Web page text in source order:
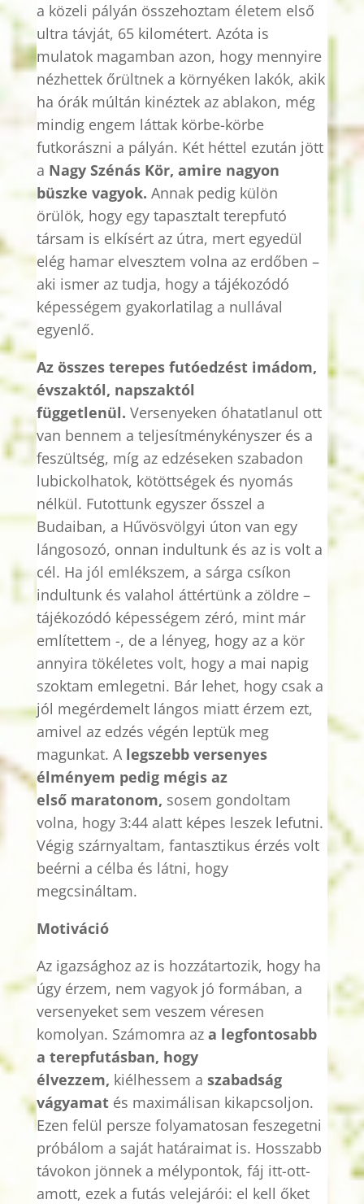
a közeli pályán összehoztam életem első
ultra távját, 65 kilométert. Azóta is
mulatok magamban azon, hogy mennyire
nézhettek őrültnek a környéken lakók, akik
ha órák múltán kinéztek az ablakon, még
mindig engem láttak körbe-körbe
futkorászni a pályán. Két héttel ezután jött
a Nagy Szénás Kör, amire nagyon
büszke vagyok. Annak pedig külön
örülök, hogy egy tapasztalt terepfutó
társam is elkísért az útra, mert egyedül
elég hamar elvesztem volna az erdőben –
aki ismer az tudja, hogy a tájékozódó
képességem gyakorlatilag a nullával
egyenlő.
Az összes terepes futóedzést imádom,
évszaktól, napszaktól
függetlenül. Versenyeken óhatatlanul ott
van bennem a teljesítménykényszer és a
feszültség, míg az edzéseken szabadon
lubickolhatok, kötöttségek és nyomás
nélkül. Futottunk egyszer ősszel a
Budaiban, a Hűvösvölgyi úton van egy
lángosozó, onnan indultunk és az is volt a
cél. Ha jól emlékszem, a sárga csíkon
indultunk és valahol áttértünk a zöldre –
tájékozódó képességem zéró, mint már
említettem -, de a lényeg, hogy az a kör
annyira tökéletes volt, hogy a mai napig
szoktam emlegetni. Bár lehet, hogy csak a
jól megérdemelt lángos miatt érzem ezt,
amivel az edzés végén leptük meg
magunkat. A legszebb versenyes
élményem pedig mégis az
első maratonom, sosem gondoltam
volna, hogy 3:44 alatt képes leszek lefutni.
Végig szárnyaltam, fantasztikus érzés volt
beérni a célba és látni, hogy
megcsináltam.
Motiváció
Az igazsághoz az is hozzátartozik, hogy ha
úgy érzem, nem vagyok jó formában, a
versenyeket sem veszem véresen
komolyan. Számomra az a legfontosabb
a terepfutásban, hogy
élvezzem, kiélhessem a szabadság
vágyamatés maximálisan kikapcsoljon.
Ezen felül persze folyamatosan feszegetni
próbálom a saját határaimat is. Hosszabb
távokon jönnek a mélypontok, fáj itt-ott-
amott, ezek a futás velejárói: el kell őket